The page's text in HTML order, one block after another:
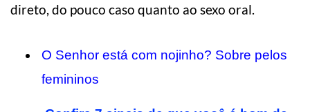
direto, do pouco caso quanto ao sexo oral.
O Senhor está com nojinho? Sobre pelos
femininos